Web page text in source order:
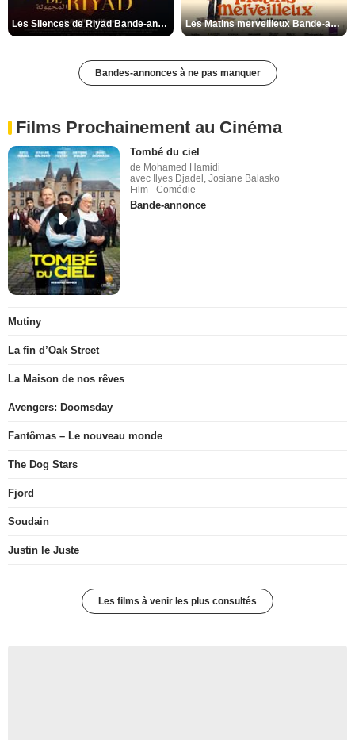
Les Silences de Riyad Bande-annonce VO STFR Les Matins merveilleux Bande-annonce VF
Bandes-annonces à ne pas manquer
Films Prochainement au Cinéma
Tombé du ciel
de Mohamed Hamidi
avec Ilyes Djadel, Josiane Balasko
Film - Comédie
Bande-annonce
Mutiny
La fin d’Oak Street
La Maison de nos rêves
Avengers: Doomsday
Fantômas – Le nouveau monde
The Dog Stars
Fjord
Soudain
Justin le Juste
Les films à venir les plus consultés